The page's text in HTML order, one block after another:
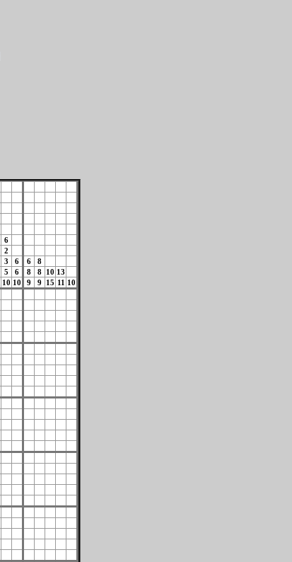
6
2
3 6 6
8
5 6 8 8 10 13
10 10 9 9 15 11 10